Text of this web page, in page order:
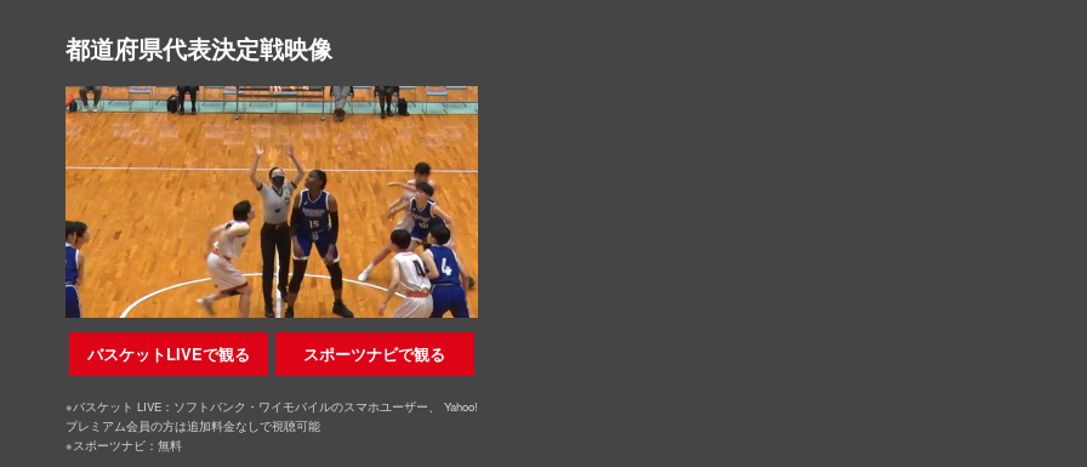
都道府県代表決定戦映像
バスケットLIVEで観る スポーツナビで観る
※バスケット LIVE：ソフトバンク・ワイモバイルのスマホユーザー、 Yahoo!
プレミアム会員の方は追加料金なしで視聴可能
※スポーツナビ：無料